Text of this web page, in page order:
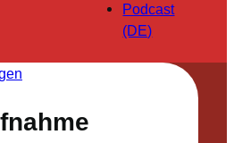
Podcast
(DE)